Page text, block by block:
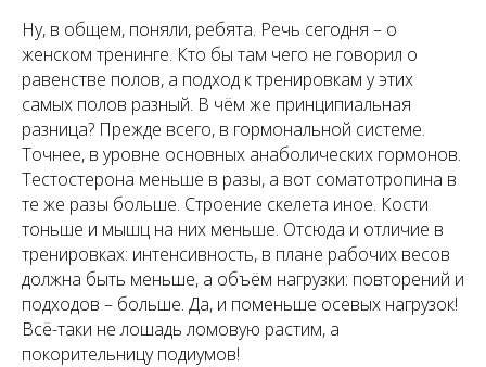
Ну, в общем, поняли, ребята. Речь сегодня – о
женском тренинге. Кто бы там чего не говорил о
равенстве полов, а подход к тренировкам у этих
самых полов разный. В чём же принципиальная
разница? Прежде всего, в гормональной системе.
Точнее, в уровне основных анаболических гормонов.
Тестостерона меньше в разы, а вот соматотропина в
те же разы больше. Строение скелета иное. Кости
тоньше и мышц на них меньше. Отсюда и отличие в
тренировках: интенсивность, в плане рабочих весов
должна быть меньше, а объём нагрузки: повторений и
подходов – больше. Да, и поменьше осевых нагрузок!
Всё-таки не лошадь ломовую растим, а
покорительницу подиумов!